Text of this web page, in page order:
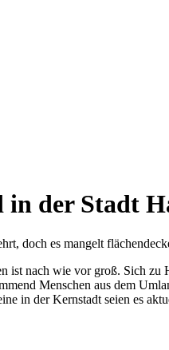
in der Stadt
doch es mangelt
ist nach wie vor groß. Sich
Menschen aus dem
in der Kernstadt seien es